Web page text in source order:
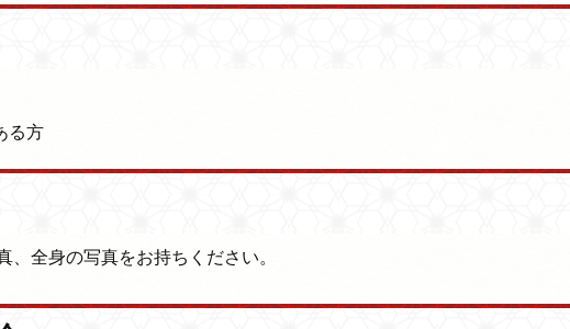
る方
全身の写真をお持ちください。